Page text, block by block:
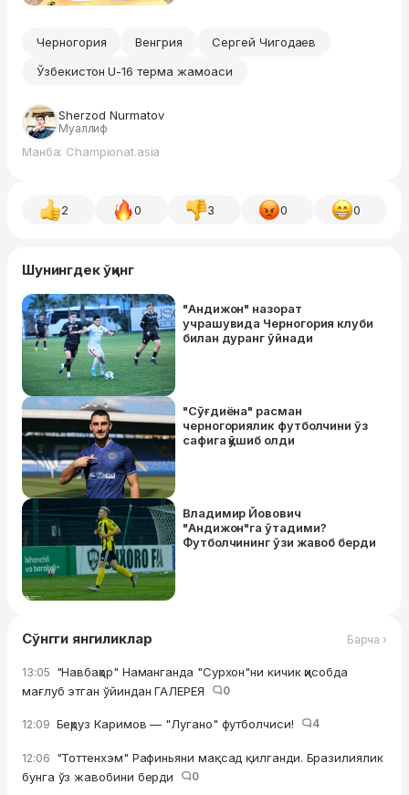
Черногория Венгрия
Сергей Чигодаев
Ўзбекистон U-16 терма жамоаси
Sherzod Nurmatov
Муаллиф
Манба: Championat.asia
2 0 3 0 0
Шунингдек ўқинг
"Андижон" назорат
учрашувида Черногория клуби
билан дуранг ўйнади
"Сўғдиёна" расман
черногориялик футболчини ўз
сафига қўшиб олди
Владимир Йовович
"Андижон"га ўтадими?
Футболчининг ўзи жавоб берди
Сўнгги янгиликлар Барча ›
13:05 "Навбаҳор" Наманганда "Сурхон"ни кичик ҳисобда
мағлуб этган ўйиндан ГАЛЕРЕЯ
0
12:09 Беҳруз Каримов — "Лугано" футболчиси! 4
12:06 "Тоттенхэм" Рафиньяни мақсад қилганди. Бразилиялик
бунга ўз жавобини берди
0